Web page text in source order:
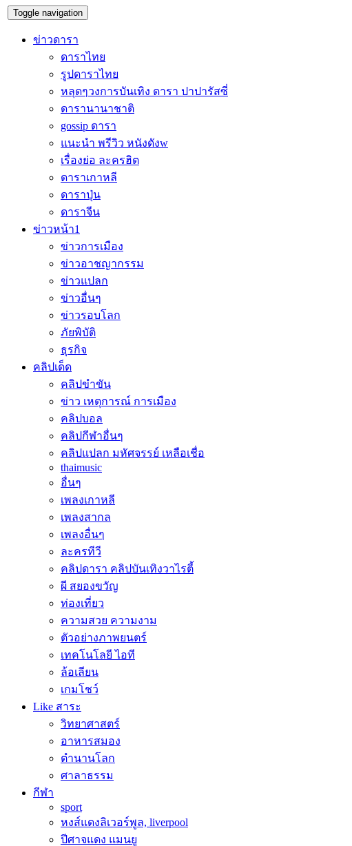
Toggle navigation
ข่าวดารา
ดาราไทย
รูปดาราไทย
หลุดๆวงการบันเทิง ดารา ปาปารัสซี่
ดารานานาชาติ
gossip ดารา
แนะนำ พรีวิว หนังดังw
เรื่องย่อ ละครฮิต
ดาราเกาหลี
ดาราปุ่น
ดาราจีน
ข่าวหน้า1
ข่าวการเมือง
ข่าวอาชญากรรม
ข่าวแปลก
ข่าวอื่นๆ
ข่าวรอบโลก
ภัยพิบัติ
ธุรกิจ
คลิปเด็ด
คลิปขำขัน
ข่าว เหตุการณ์ การเมือง
คลิปบอล
คลิปกีฬาอื่นๆ
คลิปแปลก มหัศจรรย์ เหลือเชื่อ
thaimusic
อื่นๆ
เพลงเกาหลี
เพลงสากล
เพลงอื่นๆ
ละครทีวี
คลิปดารา คลิปบันเทิงวาไรตี้
ผี สยองขวัญ
ท่องเที่ยว
ความสวย ความงาม
ตัวอย่างภาพยนตร์
เทคโนโลยี ไอที
ล้อเลียน
เกมโชว์
Like สาระ
วิทยาศาสตร์
อาหารสมอง
ตำนานโลก
ศาลาธรรม
กีฬา
sport
หงส์แดงลิเวอร์พูล, liverpool
ปีศาจแดง แมนยู